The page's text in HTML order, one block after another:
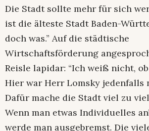
Die Stadt sollte mehr für sich
ist die älteste Stadt Baden-
doch was.” Auf die städtische
Wirtschaftsförderung
Reisle lapidar: “Ich weiß nicht,
Hier war Herr Lomsky jedenfalls
Dafür mache die Stadt viel zu
Wenn man etwas Individuelles
werde man ausgebremst. Die